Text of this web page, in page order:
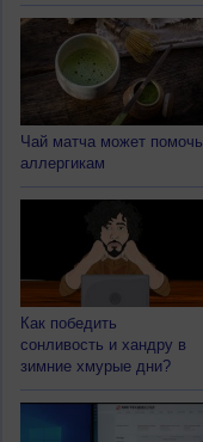
Чай матча может помочь
аллергикам
Как победить
сонливость и хандру в
зимние хмурые дни?